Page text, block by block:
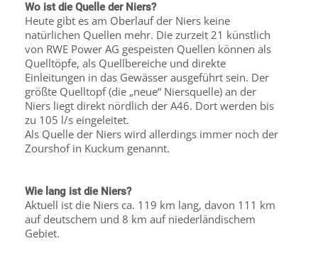
Wo ist die Quelle der Niers?
Heute gibt es am Oberlauf der Niers keine
natürlichen Quellen mehr. Die zurzeit 21 künstlich
von RWE Power AG gespeisten Quellen können als
Quelltöpfe, als Quellbereiche und direkte
Einleitungen in das Gewässer ausgeführt sein. Der
größte Quelltopf (die „neue“ Niersquelle) an der
Niers liegt direkt nördlich der A46. Dort werden bis
zu 105 l/s eingeleitet.
Als Quelle der Niers wird allerdings immer noch der
Zourshof in Kuckum genannt.
Wie lang ist die Niers?
Aktuell ist die Niers ca. 119 km lang, davon 111 km
auf deutschem und 8 km auf niederländischem
Gebiet.